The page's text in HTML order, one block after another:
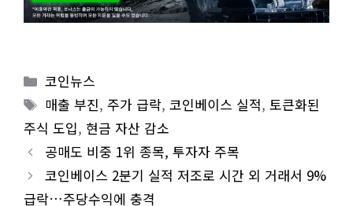
Categories
코인뉴스
Tags
매출 부진,주가 급락,코인베이스 실적,토큰화된
주식 도입, 현금 자산 감소
공매도 비중 1위 종목, 투자자 주목
코인베이스 2분기 실적 저조로 시간 외 거래서 9%
급락…주당수익에 충격